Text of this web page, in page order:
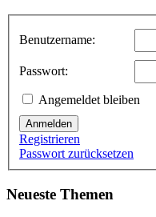
Benutzername:
Passwort:
Angemeldet bleiben
Anmelden
Registrieren
Passwort zurücksetzen
Neueste Themen